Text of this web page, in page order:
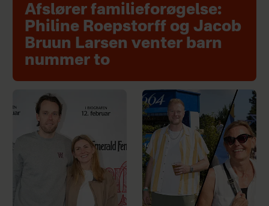
Afslører familieforøgelse:
Philine Roepstorff og Jacob
Bruun Larsen venter barn
nummer to